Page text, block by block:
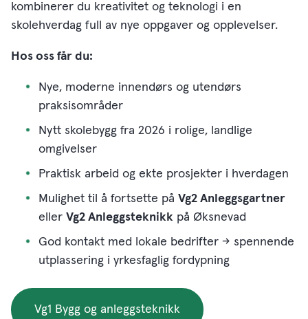
kombinerer du kreativitet og teknologi i en
skolehverdag full av nye oppgaver og opplevelser.
Hos oss får du:
Nye, moderne innendørs og utendørs
praksisområder
Nytt skolebygg fra 2026 i rolige, landlige
omgivelser
Praktisk arbeid og ekte prosjekter i hverdagen
Mulighet til å fortsette på Vg2 Anleggsgartner
eller Vg2 Anleggsteknikk på Øksnevad
God kontakt med lokale bedrifter → spennende
utplassering i yrkesfaglig fordypning
Vg1 Bygg og anleggsteknikk